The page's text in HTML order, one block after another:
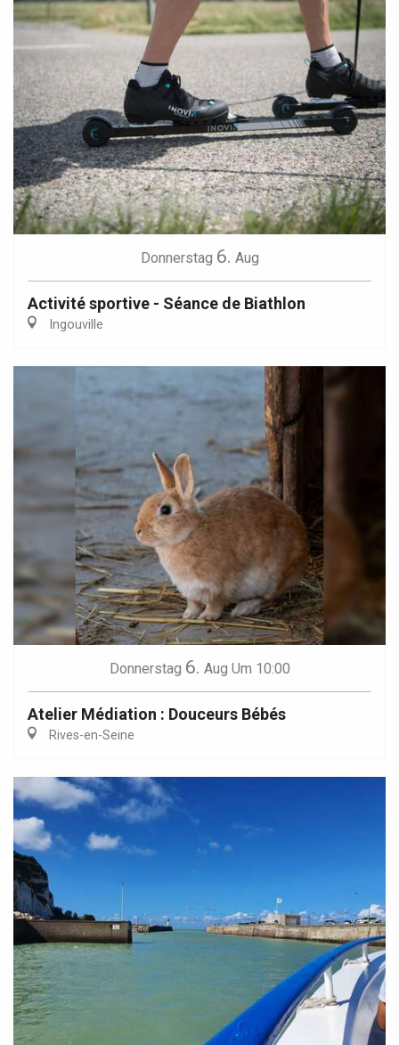
Donnerstag 6. Aug
Activité sportive - Séance de Biathlon
Ingouville
Donnerstag 6. Aug Um 10:00
Atelier Médiation : Douceurs Bébés
Rives-en-Seine